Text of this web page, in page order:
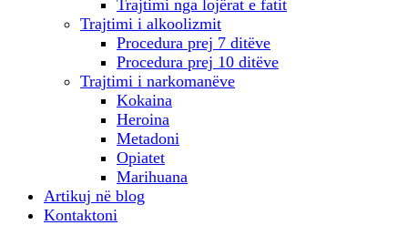
Trajtimi nga lojërat e fatit
Trajtimi i alkoolizmit
Procedura prej 7 ditëve
Procedura prej 10 ditëve
Trajtimi i narkomanëve
Kokaina
Heroina
Metadoni
Opiatet
Marihuana
Artikuj në blog
Kontaktoni